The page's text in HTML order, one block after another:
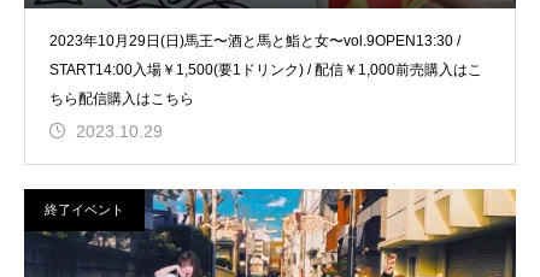
2023年10月29日(日)馬王〜酒と馬と鮨と女〜vol.9OPEN13:30 /
START14:00入場￥1,500(要1ドリンク) / 配信￥1,000前売購入はこ
ちら配信購入はこちら
2023.10.29
終了イベント